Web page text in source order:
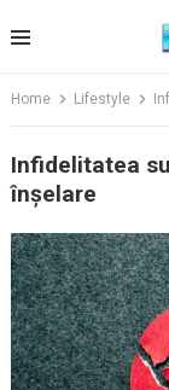
to
Home Lifestyle
Infidelitatea
înșelare